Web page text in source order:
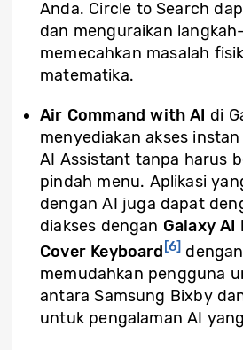
Anda. Circle to Search
dan menguraikan
memecahkan masalah
matematika.
Air Command with AI di
menyediakan akses
AI Assistant tanpa harus
pindah menu. Aplikasi
dengan AI juga dapat
diakses dengan Galaxy AI
Cover Keyboard [6]
memudahkan pengguna
antara Samsung Bixby
untuk pengalaman AI